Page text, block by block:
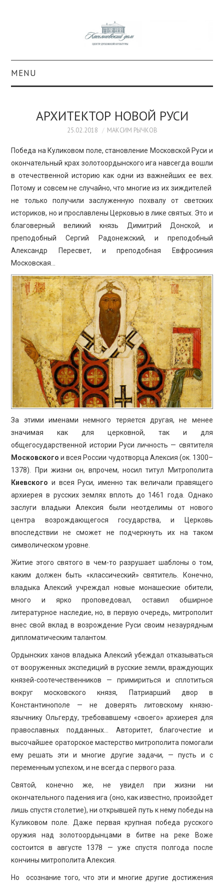
MENU
КОЛЛЕКЦИИ
#КАСДОМ
КУЛЬТУРА
ОБРАЗОВАНИЕ
ПРОСВЕЩЕНИЕ
АРХИТЕКТОР НОВОЙ РУСИ
25.02.2018 МАКСИМ РЫЧКОВ
Победа на Куликовом поле, становление Московской Руси и
окончательный крах золотоордынского ига навсегда вошли
в отечественной историю как одни из важнейших ее вех.
Потому и совсем не случайно, что многие из их зиждителей
не только получили заслуженную похвалу от светских
историков, но и прославлены Церковью в лике святых. Это и
благоверный великий князь Димитрий Донской, и
преподобный Сергий Радонежский, и преподобный
Александр Пересвет, и преподобная Евфросиния
Московская…
За этими именами немного теряется другая, не менее
значимая как для церковной, так и для
общегосударственной истории Руси личность — святителя
Московского и всея России чудотворца Алексия (ок. 1300–
1378). При жизни он, впрочем, носил титул Митрополита
Киевского и всея Руси, именно так величали правящего
архиерея в русских землях вплоть до 1461 года. Однако
заслуги владыки Алексия были неотделимы от нового
центра возрождающегося государства, и Церковь
впоследствии не сможет не подчеркнуть их на таком
символическом уровне.
Житие этого святого в чем-то разрушает шаблоны о том,
каким должен быть «классический» святитель. Конечно,
владыка Алексий учреждал новые монашеские обители,
много и ярко проповедовал, оставил обширное
литературное наследие, но, в первую очередь, митрополит
внес свой вклад в возрождение Руси своим незаурядным
дипломатическим талантом.
Ордынских ханов владыка Алексий убеждал отказываться
от вооруженных экспедиций в русские земли, враждующих
князей-соотечественников — примириться и сплотиться
вокруг московского князя, Патриарший двор в
Константинополе — не доверять литовскому князю-
язычнику Ольгерду, требовавшему «своего» архиерея для
православных подданных… Авторитет, благочестие и
высочайшее ораторское мастерство митрополита помогали
ему решать эти и многие другие задачи, — пусть и с
переменным успехом, и не всегда с первого раза.
Святой, конечно же, не увидел при жизни ни
окончательного падения ига (оно, как известно, произойдет
лишь спустя столетие), ни открывшей путь к нему победы на
Куликовом поле. Даже первая крупная победа русского
оружия над золотоордынцами в битве на реке Воже
состоится в августе 1378 — уже спустя полгода после
кончины митрополита Алексия.
Но осознание того, что эти и многие другие достижения